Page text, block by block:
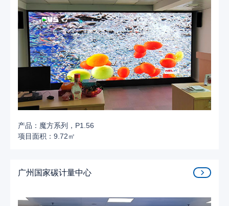
产品：魔方系列，P1.56
项目面积：9.72㎡
广州国家碳计量中心